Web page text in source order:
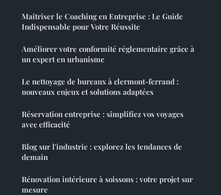
Maîtriser le Coaching en Entreprise : Le Guide
Indispensable pour Votre Réussite
Améliorer votre conformité réglementaire grâce à
un expert en urbanisme
Le nettoyage de bureaux à clermont-ferrand :
nouveaux enjeux et solutions adaptées
Réservation entreprise : simplifiez vos voyages
avec efficacité
Blog sur l'industrie : explorez les tendances de
demain
Rénovation intérieure à soissons : votre projet sur
mesure